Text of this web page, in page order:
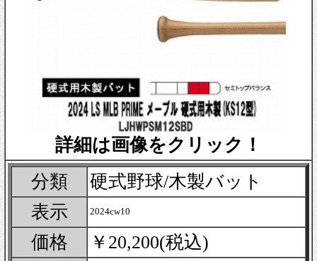
詳細は画像をクリック！
分類
硬式野球/木製バット
表示
2024cw10
価格
￥20,200(税込)